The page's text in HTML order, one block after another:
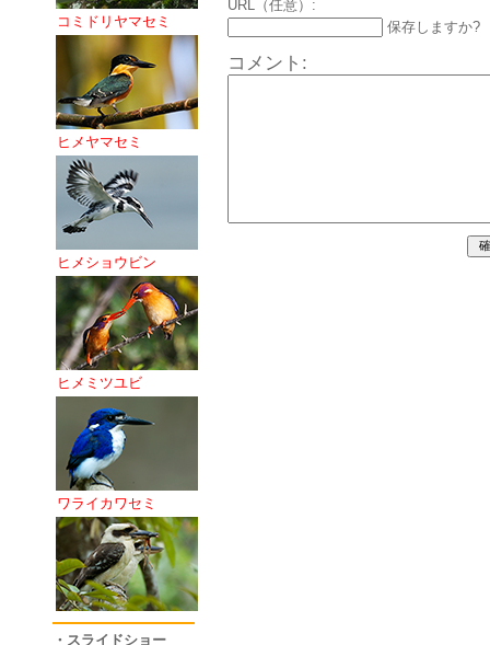
コミドリヤマセミ
ヒメヤマセミ
ヒメショウビン
ヒメミツユビ
ワライカワセミ
・スライドショー
URL（任意）:
保存しますか?
コメント: